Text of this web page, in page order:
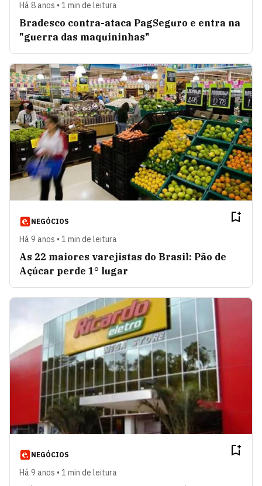
Há 8 anos • 1 min de leitura
Bradesco contra-ataca PagSeguro e entra na
"guerra das maquininhas"
NEGÓCIOS
Há 9 anos • 1 min de leitura
As 22 maiores varejistas do Brasil: Pão de
Açúcar perde 1° lugar
NEGÓCIOS
Há 9 anos • 1 min de leitura